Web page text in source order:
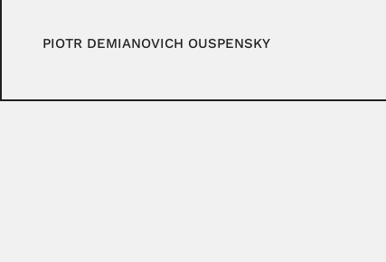
PIOTR DEMIANOVICH OUSPENSKY